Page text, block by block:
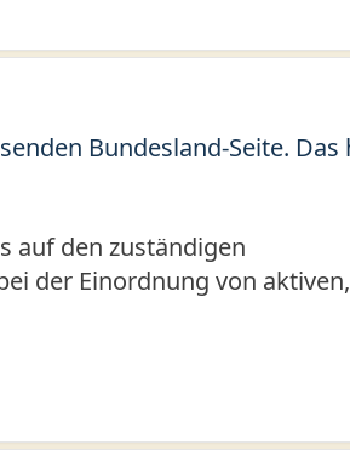
Bundesland-Seite. Das
auf den zuständigen
der Einordnung von